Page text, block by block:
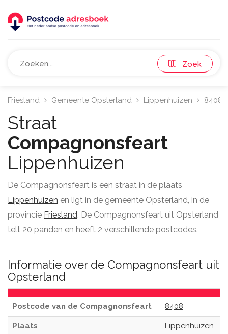
Zoek
Friesland Gemeente Opsterland Lippenhuizen 8408
Straat
Compagnonsfeart
Lippenhuizen
De Compagnonsfeart is een straat in de plaats
Lippenhuizen en ligt in de gemeente Opsterland, in de
provincie Friesland. De Compagnonsfeart uit Opsterland
telt 20 panden en heeft 2 verschillende postcodes.
Informatie over de Compagnonsfeart uit
Opsterland
Postcode van de Compagnonsfeart 8408
Plaats Lippenhuizen